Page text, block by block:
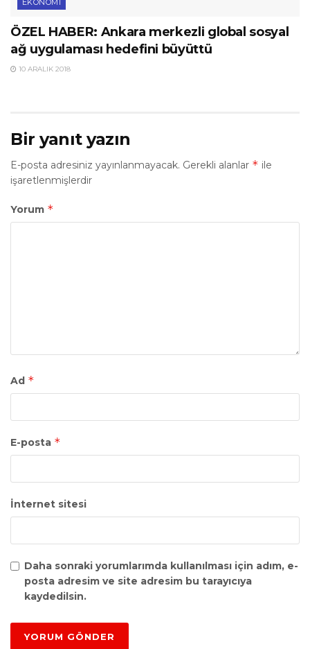
EKONOMI
ÖZEL HABER: Ankara merkezli global sosyal
ağ uygulaması hedefini büyüttü
10 ARALIK 2018
Bir yanıt yazın
E-posta adresiniz yayınlanmayacak. Gerekli alanlar * ile
işaretlenmişlerdir
Yorum *
Ad *
E-posta *
İnternet sitesi
Daha sonraki yorumlarımda kullanılması için adım, e-
posta adresim ve site adresim bu tarayıcıya
kaydedilsin.